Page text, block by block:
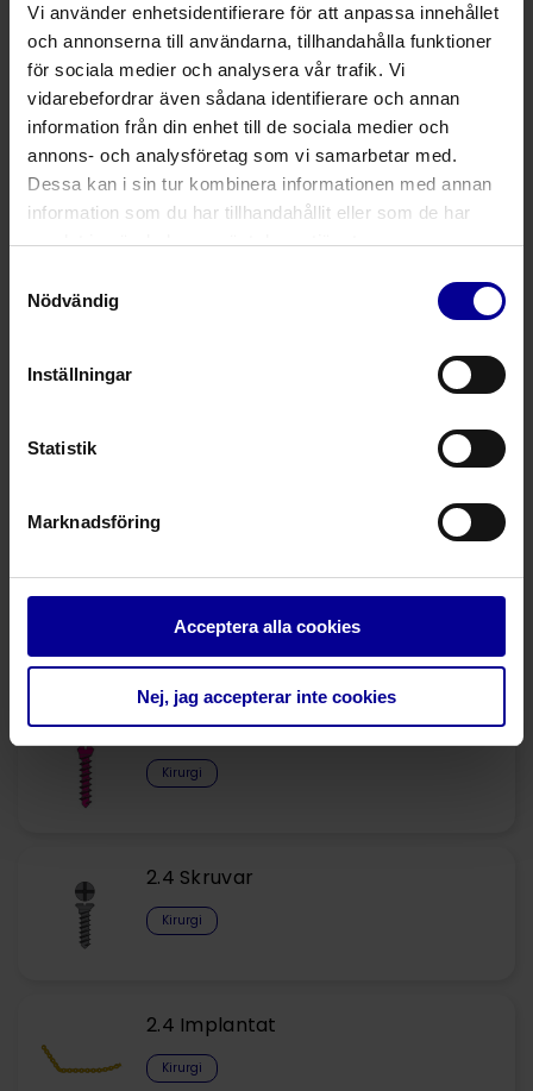
Vi använder enhetsidentifierare för att anpassa innehållet
och annonserna till användarna, tillhandahålla funktioner
för sociala medier och analysera vår trafik. Vi
vidarebefordrar även sådana identifierare och annan
information från din enhet till de sociala medier och
annons- och analysföretag som vi samarbetar med.
Dessa kan i sin tur kombinera informationen med annan
information som du har tillhandahållit eller som de har
samlat in när du har använt deras tjänster.
Nödvändig
Inställningar
Statistik
Marknadsföring
Acceptera alla cookies
Nej, jag accepterar inte cookies
Tillverkas av Medicon i Tyskland enligt standarder för
att säkerställa att de är av hög kvalitet och hållbara
för långvarig användning av kirurger
Inriktade på kundorienterade lösningar
Sortimentet omfattar kirurgiska saxar, tänger,
nålförare, retraktorer, skalpellblad och handtag,
dukklämmare, krokar, kuretter, lyftare, raspatorier och
benfiler samt specialiserade kirurgiska instrument
Produktkatalog: 2.0 Implantat
Relaterade produkter
Plattor
Kirurgi
Skruvar
Kirurgi
2.4 Skruvar
Kirurgi
2.4 Implantat
Kirurgi